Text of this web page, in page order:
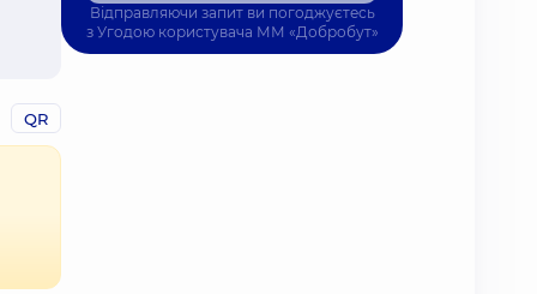
QR
Відправляючи запит ви погоджуєтесь
з Угодою користувача ММ «Добробут»